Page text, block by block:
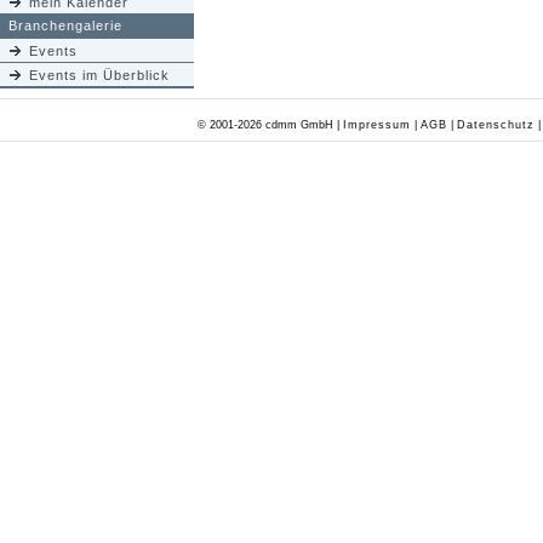
Branchengalerie
Events
Events im Überblick
© 2001-2026 cdmm GmbH | Impressum AGB Datenschutz